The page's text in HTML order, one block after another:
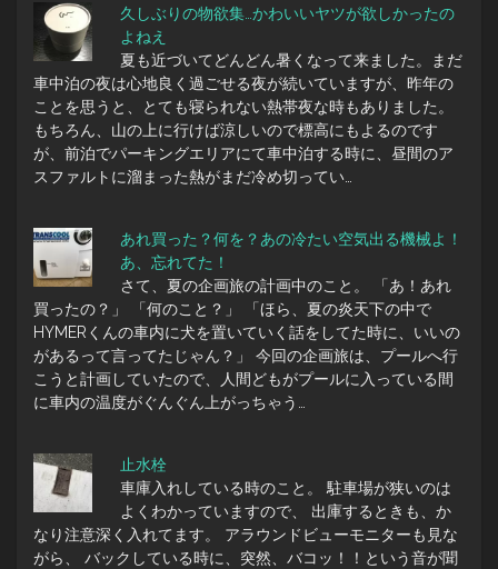
久しぶりの物欲集…かわいいヤツが欲しかったの
よねえ
夏も近づいてどんどん暑くなって来ました。まだ
車中泊の夜は心地良く過ごせる夜が続いていますが、昨年の
ことを思うと、とても寝られない熱帯夜な時もありました。
もちろん、山の上に行けば涼しいので標高にもよるのです
が、前泊でパーキングエリアにて車中泊する時に、昼間のア
スファルトに溜まった熱がまだ冷め切ってい…
あれ買った？何を？あの冷たい空気出る機械よ！
あ、忘れてた！
さて、夏の企画旅の計画中のこと。 「あ！あれ
買ったの？」 「何のこと？」 「ほら、夏の炎天下の中で
HYMERくんの車内に犬を置いていく話をしてた時に、いいの
があるって言ってたじゃん？」 今回の企画旅は、プールへ行
こうと計画していたので、人間どもがプールに入っている間
に車内の温度がぐんぐん上がっちゃう…
止水栓
車庫入れしている時のこと。 駐車場が狭いのは
よくわかっていますので、 出庫するときも、か
なり注意深く入れてます。 アラウンドビューモニターも見な
がら、 バックしている時に、突然、バコッ！！という音が聞